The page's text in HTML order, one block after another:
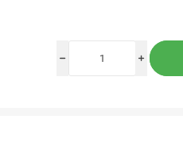
i
h